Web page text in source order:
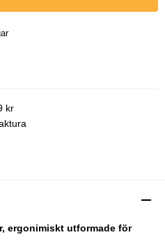
kr
ergonimiskt utformade för